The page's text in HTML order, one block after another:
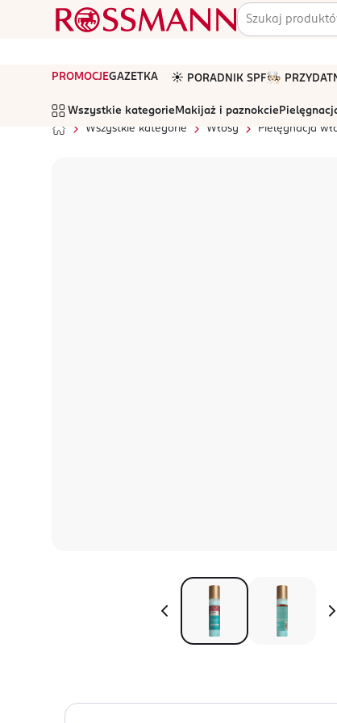
PROMOCJEGAZETKA ☀️ PORADNIK SPF🧑🏻‍🍳
Wszystkie kategorie Makijaż i paznokcie
Wszystkie kategorie
Włosy Pielęgnacja